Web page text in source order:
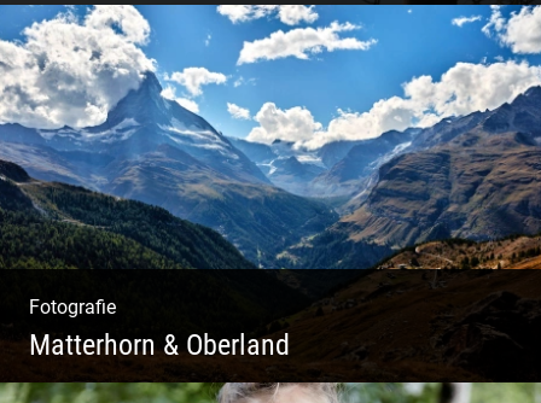
Sonnengruß Katharina Kirchner
Fotografie
Matterhorn & Oberland